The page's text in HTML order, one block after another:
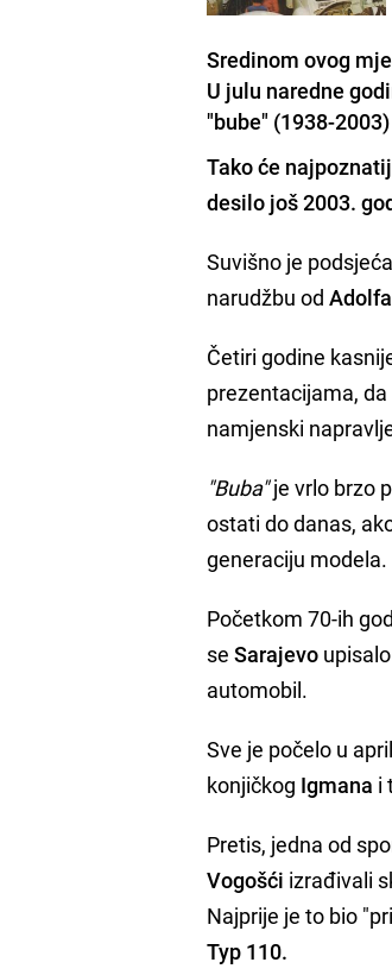
Sredinom ovog
U julu naredne
"bube" (1938-
Tako će
desilo još 2003.
Suvišno je
narudžbu od
Četiri godine
prezentacijama,
namjenski
"Buba"je vrlo brzo
ostati do danas,
generaciju modela.
Početkom 70-ih
se Sarajevo
automobil.
Sve je počelo u
konjičkog Igmana i
Pretis, jedna od
Vogošći izrađivali
Najprije je to bio
Typ 110.